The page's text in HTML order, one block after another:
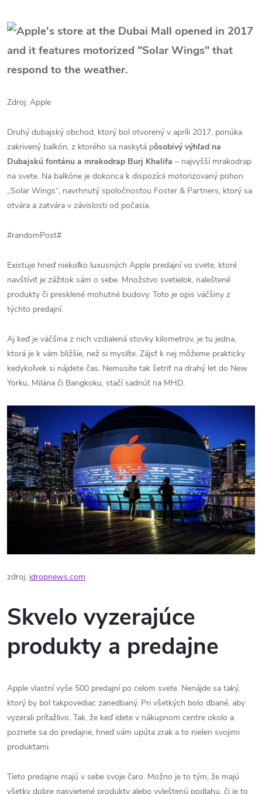
Zdroj: Apple
Druhý dubajský obchod, ktorý bol otvorený v apríli 2017, ponúka
zakrivený balkón, z ktorého sa naskytá pôsobivý výhľad na
Dubajskú fontánu a mrakodrap Burj Khalifa – najvyšší mrakodrap
na svete. Na balkóne je dokonca k dispozícii motorizovaný pohon
„Solar Wings“, navrhnutý spoločnosťou Foster & Partners, ktorý sa
otvára a zatvára v závislosti od počasia.
#randomPost#
Existuje hneď niekoľko luxusných Apple predajní vo svete, ktoré
navštíviť je zážitok sám o sebe. Množstvo svetielok, naleštené
produkty či presklené mohutné budovy. Toto je opis väčšiny z
týchto predajní.
Aj keď je väčšina z nich vzdialená stovky kilometrov, je tu jedna,
ktorá je k vám bližšie, než si myslíte. Zájsť k nej môžeme prakticky
kedykoľvek si nájdete čas. Nemusíte tak šetriť na drahý let do New
Yorku, Milána či Bangkoku, stačí sadnúť na MHD.
zdroj: idropnews.com
Skvelo vyzerajúce
produkty a predajne
Apple vlastní vyše 500 predajní po celom svete. Nenájde sa taký,
ktorý by bol takpovediac zanedbaný. Pri všetkých bolo dbané, aby
vyzerali príťažlivo. Tak, že keď idete v nákupnom centre okolo a
pozriete sa do predajne, hneď vám upúta zrak a to nielen svojimi
produktami.
Tieto predajne majú v sebe svoje čaro. Možno je to tým, že majú
všetky dobre nasvietené produkty alebo vyleštenú podlahu, či je to